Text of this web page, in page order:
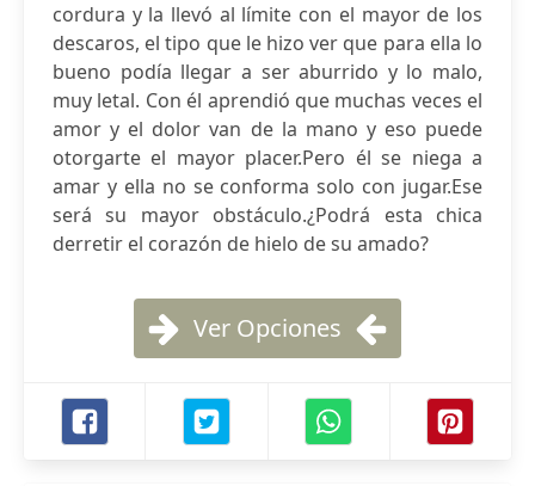
cordura y la llevó al límite con el mayor de los
descaros, el tipo que le hizo ver que para ella lo
bueno podía llegar a ser aburrido y lo malo,
muy letal. Con él aprendió que muchas veces el
amor y el dolor van de la mano y eso puede
otorgarte el mayor placer.Pero él se niega a
amar y ella no se conforma solo con jugar.Ese
será su mayor obstáculo.¿Podrá esta chica
derretir el corazón de hielo de su amado?
Ver Opciones